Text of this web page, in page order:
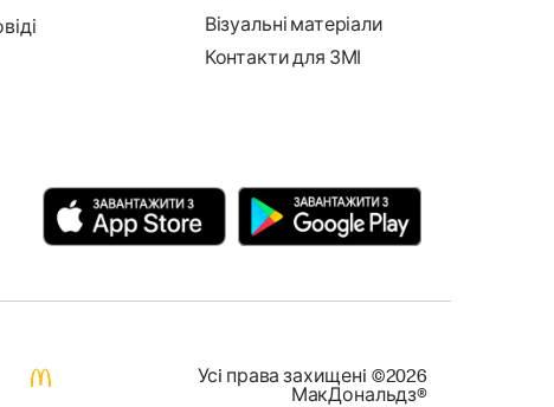
Візуальні матеріали
Контакти для ЗМІ
Усi права захищенi ©2026
МакДональдз®